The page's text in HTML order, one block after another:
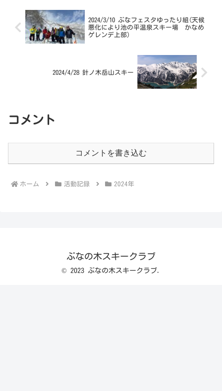
2024/3/10 ぶなフェスタゆったり組(天候
悪化により池の平温泉スキー場 かなめ
ゲレンデ上部)
2024/4/28 針ノ木岳山スキー
コメント
コメントを書き込む
ホーム 活動記録 2024年
ぶなの木スキークラブ
© 2023 ぶなの木スキークラブ.